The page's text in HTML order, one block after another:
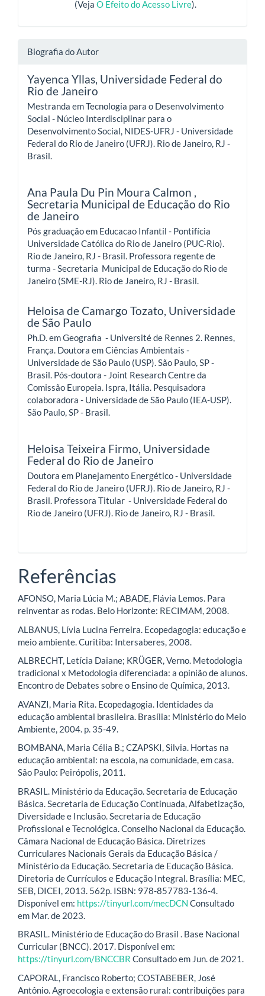
(Veja O Efeito do Acesso Livre).
Biografia do Autor
Yayenca Yllas, Universidade Federal do
Rio de Janeiro
Mestranda em Tecnologia para o Desenvolvimento
Social - Núcleo Interdisciplinar para o
Desenvolvimento Social, NIDES-UFRJ - Universidade
Federal do Rio de Janeiro (UFRJ). Rio de Janeiro, RJ -
Brasil.
Ana Paula Du Pin Moura Calmon ,
Secretaria Municipal de Educação do Rio
de Janeiro
Pós graduação em Educacao Infantil - Pontifícia
Universidade Católica do Rio de Janeiro (PUC-Rio).
Rio de Janeiro, RJ - Brasil. Professora regente de
turma - Secretaria Municipal de Educação do Rio de
Janeiro (SME-RJ). Rio de Janeiro, RJ - Brasil.
Heloisa de Camargo Tozato, Universidade
de São Paulo
Ph.D. em Geografia - Université de Rennes 2. Rennes,
França. Doutora em Ciências Ambientais -
Universidade de São Paulo (USP). São Paulo, SP -
Brasil. Pós-doutora - Joint Research Centre da
Comissão Europeia. Ispra, Itália. Pesquisadora
colaboradora - Universidade de São Paulo (IEA-USP).
São Paulo, SP - Brasil.
Heloisa Teixeira Firmo, Universidade
Federal do Rio de Janeiro
Doutora em Planejamento Energético - Universidade
Federal do Rio de Janeiro (UFRJ). Rio de Janeiro, RJ -
Brasil. Professora Titular - Universidade Federal do
Rio de Janeiro (UFRJ). Rio de Janeiro, RJ - Brasil.
Referências
AFONSO, Maria Lúcia M.; ABADE, Flávia Lemos. Para
reinventar as rodas. Belo Horizonte: RECIMAM, 2008.
ALBANUS, Lívia Lucina Ferreira. Ecopedagogia: educação e
meio ambiente. Curitiba: Intersaberes, 2008.
ALBRECHT, Letícia Daiane; KRÜGER, Verno. Metodologia
tradicional x Metodologia diferenciada: a opinião de alunos.
Encontro de Debates sobre o Ensino de Química, 2013.
AVANZI, Maria Rita. Ecopedagogia. Identidades da
educação ambiental brasileira. Brasília: Ministério do Meio
Ambiente, 2004. p. 35-49.
BOMBANA, Maria Célia B.; CZAPSKI, Silvia. Hortas na
educação ambiental: na escola, na comunidade, em casa.
São Paulo: Peirópolis, 2011.
BRASIL. Ministério da Educação. Secretaria de Educação
Básica. Secretaria de Educação Continuada, Alfabetização,
Diversidade e Inclusão. Secretaria de Educação
Profissional e Tecnológica. Conselho Nacional da Educação.
Câmara Nacional de Educação Básica. Diretrizes
Curriculares Nacionais Gerais da Educação Básica /
Ministério da Educação. Secretaria de Educação Básica.
Diretoria de Currículos e Educação Integral. Brasília: MEC,
SEB, DICEI, 2013. 562p. ISBN: 978-857783-136-4.
Disponível em: https://tinyurl.com/mecDCN Consultado
em Mar. de 2023.
BRASIL. Ministério de Educação do Brasil . Base Nacional
Curricular (BNCC). 2017. Disponível em:
https://tinyurl.com/BNCCBR Consultado em Jun. de 2021.
CAPORAL, Francisco Roberto; COSTABEBER, José
Antônio. Agroecologia e extensão rural: contribuições para